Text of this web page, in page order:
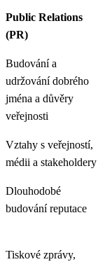
Public Relations
(PR)
Budování a
udržování dobrého
jména a důvěry
veřejnosti
Vztahy s veřejností,
médii a stakeholdery
Dlouhodobé
budování reputace
Tiskové zprávy,